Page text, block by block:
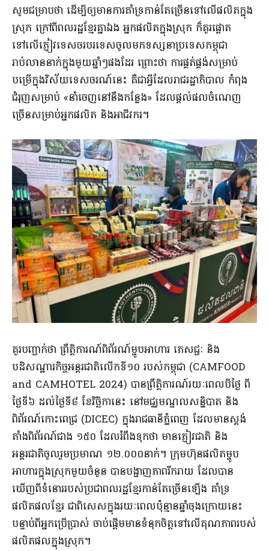
សូមជម្រាបថា ដើម្បីឲ្យមានការគាំទ្រកាន់តែច្រើនទៅលើផលិតក្នុង
ស្រុក ក្រៅពីពលរដ្ឋខ្មែរគ្នាឯង អ្នកផលិតក្នុងស្រុក ក៏គួរផ្តោត
ទៅលើភ្ញៀវទេសចរបរទេសចូលមកទស្សនាប្រទេសកម្ពុជា
រាប់លាននាក់ក្នុងមួយឆ្នាំៗផងដែរ ព្រោះថា ការផ្គត់ផ្គង់សម្រាប់
បម្រើក្នុងវិស័យទេសចរណ៍នេះ គឺជាអ្វីដែលរាជរដ្ឋាភិបាល កំពុង
ជំរុញសម្រាប់ «នាំចេញនៅនឹងកន្លែង» ដែលផ្តល់ផលចំណេញ
ច្រើនសម្រាប់អ្នកផលិត និងអាជីវករ។
គួរបញ្ជាក់ថា ព្រឹត្តិការណ៍ពិព័រណ៍ម្ហូបអាហារ ភេសជ្ជៈ និង
បដិសណ្ឋារកិច្ចអន្តរជាតិលើកទី១០ របស់កម្ពុជា (CAMFOOD
and CAMHOTEL 2024) បានព្រឹត្តិការណ៍រយៈពេលបីថ្ងៃ ពី
ថ្ងៃទី៦ ដល់ថ្ងៃទី៨ ខែវិច្ឆិកានេះ នៅមជ្ឈមណ្ឌលសន្និបាត និង
ពិព័រណ៍កោះពេជ្រ (DICEC) ក្នុងរាជធានីភ្នំពេញ ដែលមានស្តង់
តាំងពិព័រណ៍ជាង ១៥០ ដែលរំពឹងទុកថា មានភ្ញៀវជាតិ និង
អន្តរជាតិចូលរួមប្រមាណ ១២.០០០នាក់។ ក្រុមហ៊ុនផលិតម្ហូប
អាហារក្នុងស្រុកមួយចំនួន បានបង្ហាញភាពរីករាយ ដែលបាន
ឃើញពីទំនោររបស់ប្រជាពលរដ្ឋខ្មែរកាន់តែច្រើនឡើង គាំទ្រ
ផលិតផលខ្មែរ ជាពិសេសក្នុងរយៈពេលប៉ុន្មានឆ្នាំចុងក្រោយនេះ
បន្ទាប់ពីអ្នកប្រើប្រាស់ ចាប់ផ្តើមមានទំនុកចិត្តទៅលើគុណភាពរបស់
ផលិតផលក្នុងស្រុក។